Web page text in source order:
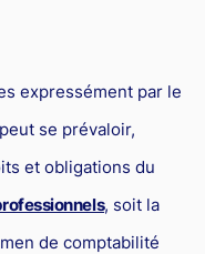
expressément par le
se prévaloir,
et obligations du
, soit la
de comptabilité